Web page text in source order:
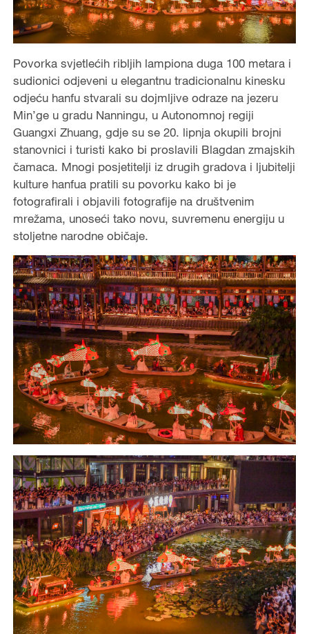
Povorka svjetlećih ribljih lampiona duga 100 metara i
sudionici odjeveni u elegantnu tradicionalnu kinesku
odjeću hanfu stvarali su dojmljive odraze na jezeru
Min’ge u gradu Nanningu, u Autonomnoj regiji
Guangxi Zhuang, gdje su se 20. lipnja okupili brojni
stanovnici i turisti kako bi proslavili Blagdan zmajskih
čamaca. Mnogi posjetitelji iz drugih gradova i ljubitelji
kulture hanfua pratili su povorku kako bi je
fotografirali i objavili fotografije na društvenim
mrežama, unoseći tako novu, suvremenu energiju u
stoljetne narodne običaje.